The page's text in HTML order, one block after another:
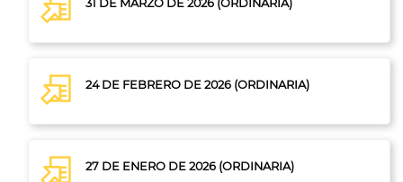
31 DE MARZO DE 2026 (ORDINARIA)
24 DE FEBRERO DE 2026 (ORDINARIA)
27 DE ENERO DE 2026 (ORDINARIA)